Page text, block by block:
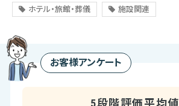
ホテル・旅館・葬儀 施設関連
お客様アンケート
5段階評価平均値